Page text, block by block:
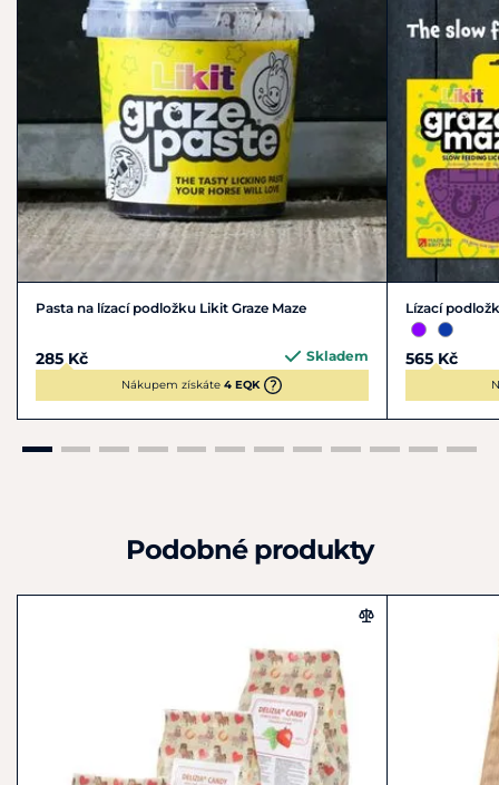
Balení 100ga 500 g
Pasta na lízací podložku Likit Graze Maze
285 Kč Skladem
Nákupem získáte4 EQK
Lízací
565 Kč
Podobné produkty